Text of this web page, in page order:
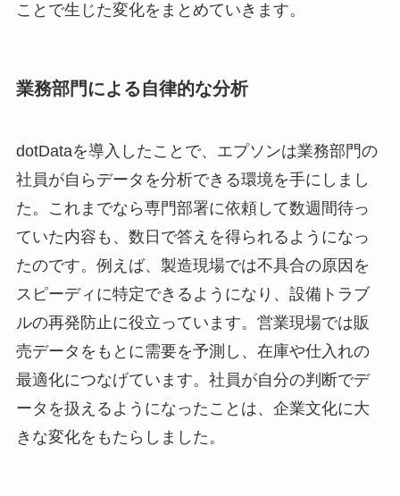
ことで生じた変化をまとめていきます。
業務部門による自律的な分析
dotDataを導入したことで、エプソンは業務部門の
社員が自らデータを分析できる環境を手にしまし
た。これまでなら専門部署に依頼して数週間待っ
ていた内容も、数日で答えを得られるようになっ
たのです。例えば、製造現場では不具合の原因を
スピーディに特定できるようになり、設備トラブ
ルの再発防止に役立っています。営業現場では販
売データをもとに需要を予測し、在庫や仕入れの
最適化につなげています。社員が自分の判断でデ
ータを扱えるようになったことは、企業文化に大
きな変化をもたらしました。